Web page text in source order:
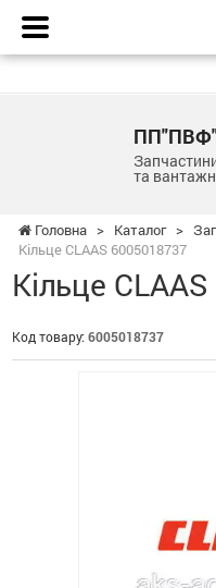
та
Головна > Каталог >
Кільце CLAAS 6005018737
Кільце
Код товару: 6005018737